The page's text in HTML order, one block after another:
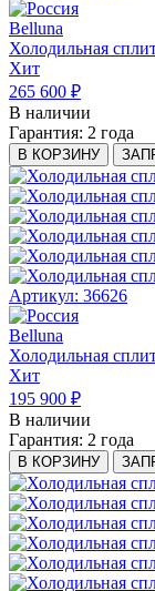
Belluna
Холодильная
Хит
265 600 ₽
В наличии
Гарантия: 2 года
В КОРЗИНУ
Артикул: 36626
Belluna
Холодильная
Хит
195 900 ₽
В наличии
Гарантия: 2 года
В КОРЗИНУ